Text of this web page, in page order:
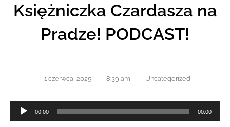
Księżniczka Czardasza na
Pradze! PODCAST!
1 czerwca, 2025 , 8:39 am , Uncategorized
Odtwarzacz
plików
00:00 00:00